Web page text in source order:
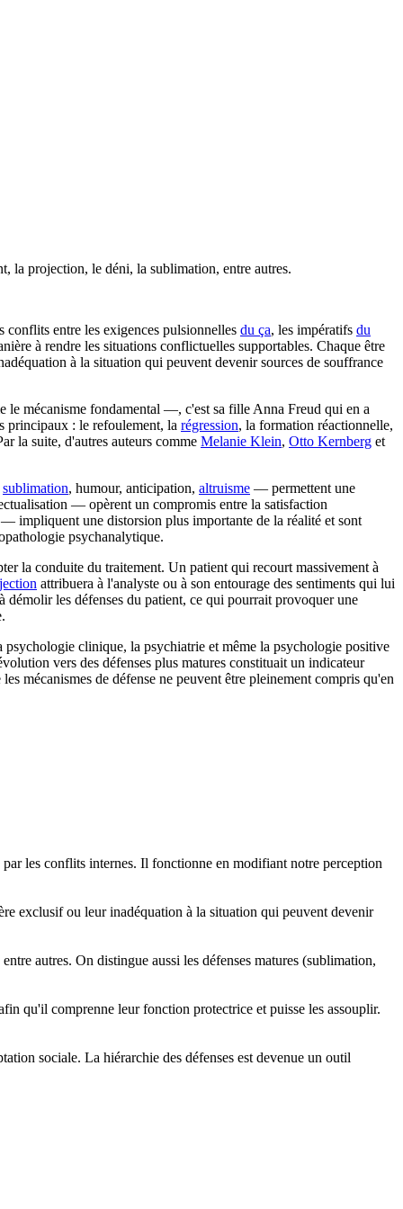
la projection, le déni, la sublimation, entre autres.
conflits entre les exigences pulsionnelles du ça, les impératifs du
à rendre les situations conflictuelles supportables. Chaque être
à la situation qui peuvent devenir sources de souffrance
le mécanisme fondamental —, c'est sa fille Anna Freud qui en a
principaux : le refoulement, la régression, la formation réactionnelle,
la suite, d'autres auteurs comme Melanie Klein, Otto Kernberg et
sublimation, humour, anticipation, altruisme — permettent une
— opèrent un compromis entre la satisfaction
impliquent une distorsion plus importante de la réalité et sont
psychanalytique.
la conduite du traitement. Un patient qui recourt massivement à
attribuera à l'analyste ou à son entourage des sentiments qui lui
démolir les défenses du patient, ce qui pourrait provoquer une
clinique, la psychiatrie et même la psychologie positive
vers des défenses plus matures constituait un indicateur
mécanismes de défense ne peuvent être pleinement compris qu'en
les conflits internes. Il fonctionne en modifiant notre perception
exclusif ou leur inadéquation à la situation qui peuvent devenir
autres. On distingue aussi les défenses matures (sublimation,
qu'il comprenne leur fonction protectrice et puisse les assouplir.
sociale. La hiérarchie des défenses est devenue un outil